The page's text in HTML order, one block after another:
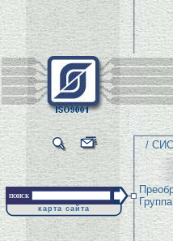
/
поиск
карта сайта